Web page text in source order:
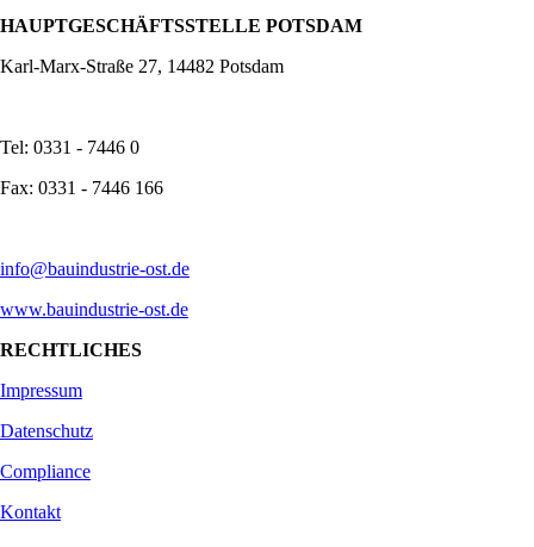
HAUPTGESCHÄFTSSTELLE POTSDAM
Karl-Marx-Straße 27, 14482 Potsdam
Tel: 0331 - 7446 0
Fax: 0331 - 7446 166
info@bauindustrie-ost.de
www.bauindustrie-ost.de
RECHTLICHES
Impressum
Datenschutz
Compliance
Kontakt